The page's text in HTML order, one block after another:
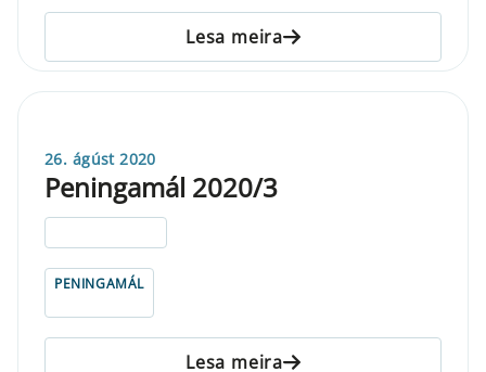
Lesa meira
26. ágúst 2020
Peningamál 2020/3
PENINGAMÁL
Lesa meira